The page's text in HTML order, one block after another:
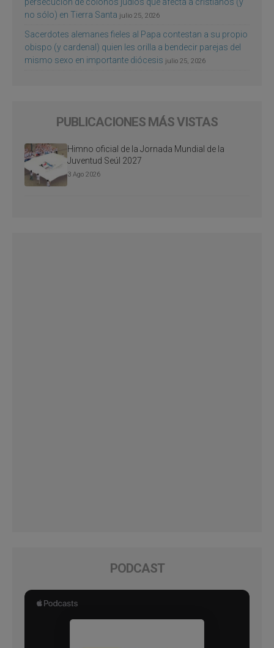
persecución de colonos judíos que afecta a cristianos (y
no sólo) en Tierra Santa julio 25, 2026
Sacerdotes alemanes fieles al Papa contestan a su propio
obispo (y cardenal) quien les orilla a bendecir parejas del
mismo sexo en importante diócesis julio 25, 2026
PUBLICACIONES MÁS VISTAS
Himno oficial de la Jornada Mundial de la
Juventud Seúl 2027
3 Ago 2026
PODCAST